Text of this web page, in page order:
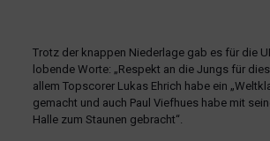
Trotz der knappen Niederlage gab es für die
lobende Worte: „Respekt an die Jungs für
allem Topscorer Lukas Ehrich habe ein
gemacht und auch Paul Viefhues habe mit
Halle zum Staunen gebracht“.